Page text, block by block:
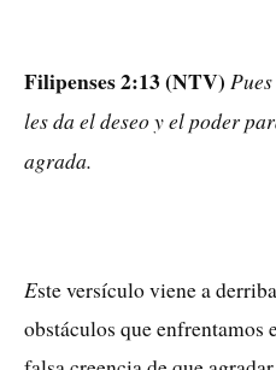
Filipenses 2:13 (NTV)
les da el deseo y el poder
agrada.
Este versículo viene a
obstáculos que